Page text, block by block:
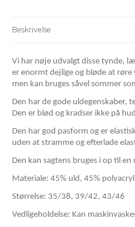
Beskrivelse
Vi har nøje udvalgt disse tynde,
er enormt dejlige og bløde at røre
men kan bruges såvel sommer
Den har de gode uldegenskaber,
Den er blød og kradser ikke på
Den har god pasform og er
uden at stramme og efterlade
Den kan sagtens bruges i op til
Materiale: 45% uld, 45%
Størrelse: 35/38, 39/42, 43/46
Vedligeholdelse: Kan